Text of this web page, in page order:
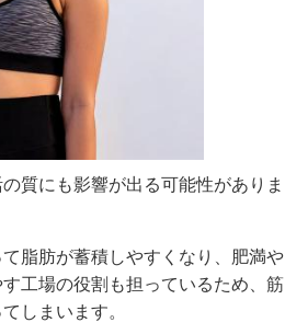
質にも影響が出る可能性がありま
脂肪が蓄積しやすくなり、肥満や
工場の役割も担っているため、筋
しまいます。